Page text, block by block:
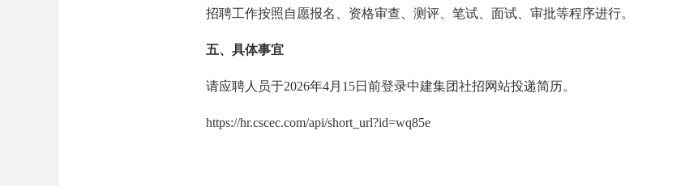
招聘工作按照自愿报名、资格审查、测评、笔试、面试、审批等程序进行。
五、具体事宜
请应聘人员于2026年4月15日前登录中建集团社招网站投递简历。
https://hr.cscec.com/api/short_url?id=wq85e